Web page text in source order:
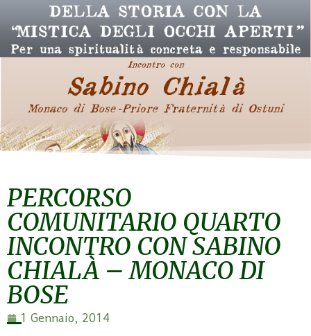
PERCORSO
COMUNITARIO QUARTO
INCONTRO CON SABINO
CHIALÀ – MONACO DI
BOSE
1 Gennaio, 2014